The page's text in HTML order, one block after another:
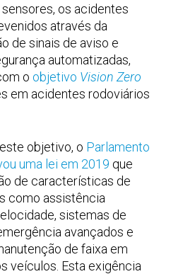
os acidentes
através da
de sinais de aviso e
automatizadas,
o objetivo Vision Zero
em acidentes rodoviários
objetivo, o Parlamento
uma lei em 2019 que
de características de
como assistência
sistemas de
avançados e
de faixa em
veículos. Esta exigência